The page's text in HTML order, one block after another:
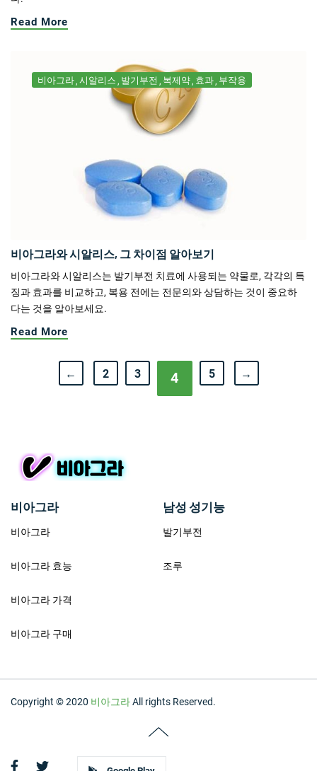
Read More
비아그라 시알리스 발기부전 복제약 효과 부작용
비아그라와 시알리스, 그 차이점 알아보기
비아그라와 시알리스는 발기부전 치료에 사용되는 약물로, 각각의 특
징과 효과를 비교하고, 복용 전에는 전문의와 상담하는 것이 중요하
다는 것을 알아보세요.
Read More
← 2 3 4 5 →
비아그라
비아그라
비아그라 효능
비아그라 가격
비아그라 구매
남성 성기능
발기부전
조루
Copyright © 2020 비아그라All rights Reserved.